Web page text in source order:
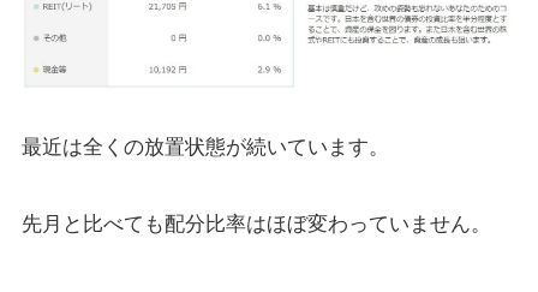
最近は全くの放置状態が続いています。
先月と比べても配分比率はほぼ変わっていません。